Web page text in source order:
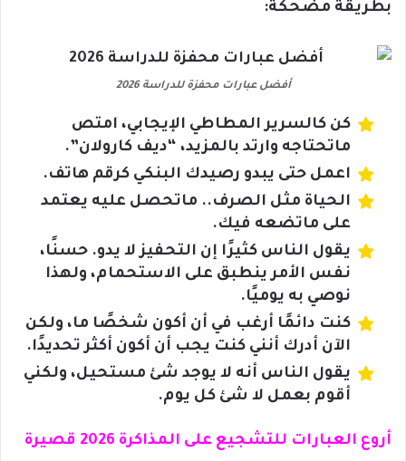
بطريقة مضحكة:
أفضل عبارات محفزة للدراسة 2026
كن كالسرير المطاطي الإيجابي، امتص
ماتحتاجه وارتد بالمزيد، “ديف كارولان”.
اعمل حتى يبدو رصيدك البنكي كرقم هاتف.
الحياة مثل الصرف.. ماتحصل عليه يعتمد
على ماتضعه فيك.
يقول الناس كثيرًا إن التحفيز لا يدو. حسنًا،
نفس الأمر ينطبق على الاستحمام، ولهذا
نوصي به يوميًا.
كنت دائمًا أرغب في أن أكون شخصًا ما، ولكن
الآن أدرك أنني كنت يجب أن أكون أكثر تحديدًا.
يقول الناس أنه لا يوجد شئ مستحيل، ولكني
أقوم بعمل لا شئ كل يوم.
أروع العبارات للتشجيع على المذاكرة 2026 قصيرة